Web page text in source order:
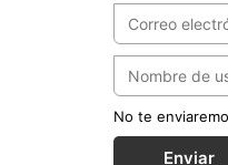
No te
Enviar